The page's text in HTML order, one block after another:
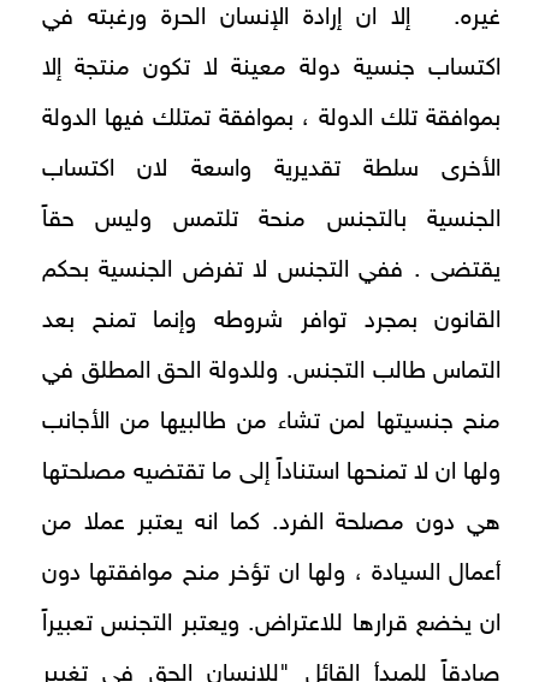
غيره. إلا ان إرادة الإنسان الحرة ورغبته في
اكتساب جنسية دولة معينة لا تكون منتجة إلا
بموافقة تلك الدولة ، بموافقة تمتلك فيها الدولة
الأخرى سلطة تقديرية واسعة لان اكتساب
الجنسية بالتجنس منحة تلتمس وليس حقاً
يقتضى . ففي التجنس لا تفرض الجنسية بحكم
القانون بمجرد توافر شروطه وإنما تمنح بعد
التماس طالب التجنس. وللدولة الحق المطلق في
منح جنسيتها لمن تشاء من طالبيها من الأجانب
ولها ان لا تمنحها استناداً إلى ما تقتضيه مصلحتها
هي دون مصلحة الفرد. كما انه يعتبر عملا من
أعمال السيادة ، ولها ان تؤخر منح موافقتها دون
ان يخضع قرارها للاعتراض. ويعتبر التجنس تعبيراً
صادقاً للمبدأ القائل "للإنسان الحق في تغيير